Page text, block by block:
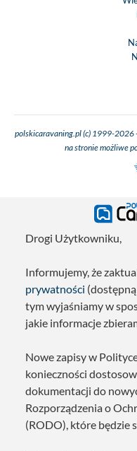
polskicaravaning.pl (c) 1999-2026
na stronie możliwe
Drogi Użytkowniku,
Informujemy, że
prywatności
tym wyjaśniamy w
jakie informacje
Nowe zapisy w
konieczności
dokumentacji do
Rozporządzenia o
(RODO), które będzie